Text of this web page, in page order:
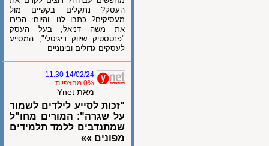
העסק? נתקלים בקשיים מול
מעסיקים? כתבו לנו. והיום: הכירו
את משה דניאל, בעל העסק
"פנטסטיק שיווק דיגיטלי", המסייע
לעסקים גדולים ובינוניים
14/02/24 11:30
0% מהצפיות
מאת Ynet
"זכות לסייע לילדים לשמור
על שגרה": המורים מחו"ל
שמתנדבים ללמד תלמידים
מפונים »»